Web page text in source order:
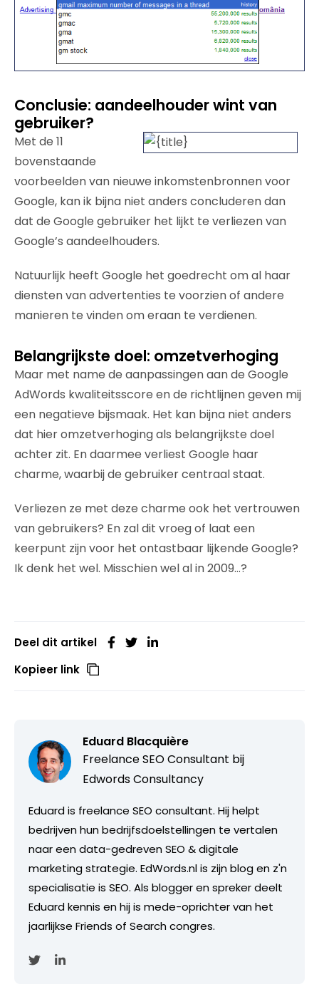
Conclusie: aandeelhouder wint van
gebruiker?
Met de 11
bovenstaande
voorbeelden van nieuwe inkomstenbronnen voor
Google, kan ik bijna niet anders concluderen dan
dat de Google gebruiker het lijkt te verliezen van
Google’s aandeelhouders.
Natuurlijk heeft Google het goedrecht om al haar
diensten van advertenties te voorzien of andere
manieren te vinden om eraan te verdienen.
Belangrijkste doel: omzetverhoging
Maar met name de aanpassingen aan de Google
AdWords kwaliteitsscore en de richtlijnen geven mij
een negatieve bijsmaak. Het kan bijna niet anders
dat hier omzetverhoging als belangrijkste doel
achter zit. En daarmee verliest Google haar
charme, waarbij de gebruiker centraal staat.
Verliezen ze met deze charme ook het vertrouwen
van gebruikers? En zal dit vroeg of laat een
keerpunt zijn voor het ontastbaar lijkende Google?
Ik denk het wel. Misschien wel al in 2009…?
Deel dit artikel
Kopieer link
Eduard Blacquière
Freelance SEO Consultant bij
Edwords Consultancy
Eduard is freelance SEO consultant. Hij helpt
bedrijven hun bedrijfsdoelstellingen te vertalen
naar een data-gedreven SEO & digitale
marketing strategie. EdWords.nl is zijn blog en z'n
specialisatie is SEO. Als blogger en spreker deelt
Eduard kennis en hij is mede-oprichter van het
jaarlijkse Friends of Search congres.